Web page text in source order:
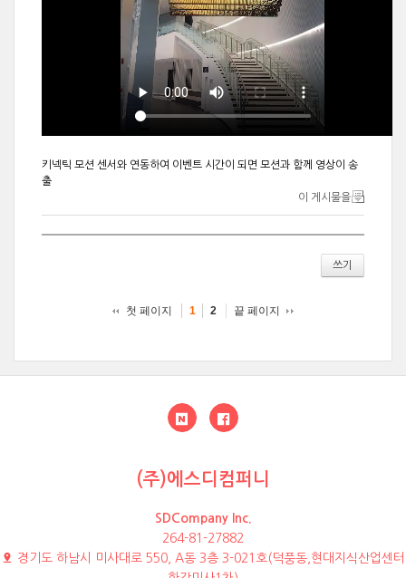
키넥틱 모션 센서와 연동하여 이벤트 시간이 되면 모션과 함께 영상이 송
출
이 게시물을
쓰기
첫 페이지 1 2 끝 페이지
(주)에스디컴퍼니
SDCompany Inc.
264-81-27882
경기도 하남시 미사대로 550, A동 3층 3-021호(덕풍동,현대지식산업센터